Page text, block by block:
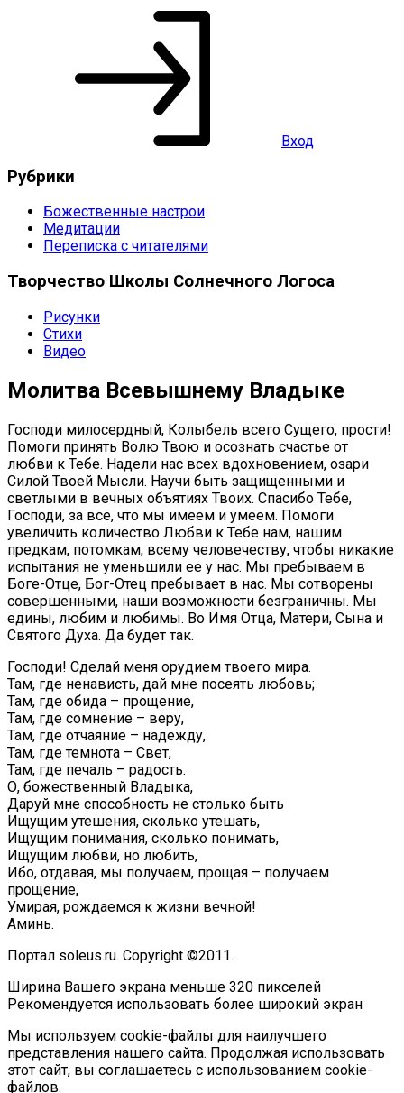
Вход
Рубрики
Божественные настрои
Медитации
Переписка с читателями
Творчество Школы Солнечного Логоса
Рисунки
Стихи
Видео
Молитва Всевышнему Владыке
Господи милосердный, Колыбель всего Сущего, прости!
Помоги принять Волю Твою и осознать счастье от
любви к Тебе. Надели нас всех вдохновением, озари
Силой Твоей Мысли. Научи быть защищенными и
светлыми в вечных объятиях Твоих. Спасибо Тебе,
Господи, за все, что мы имеем и умеем. Помоги
увеличить количество Любви к Тебе нам, нашим
предкам, потомкам, всему человечеству, чтобы никакие
испытания не уменьшили ее у нас. Мы пребываем в
Боге-Отце, Бог-Отец пребывает в нас. Мы сотворены
совершенными, наши возможности безграничны. Мы
едины, любим и любимы. Во Имя Отца, Матери, Сына и
Святого Духа. Да будет так.
Господи! Сделай меня орудием твоего мира.
Там, где ненависть, дай мне посеять любовь;
Там, где обида – прощение,
Там, где сомнение – веру,
Там, где отчаяние – надежду,
Там, где темнота – Свет,
Там, где печаль – радость.
О, божественный Владыка,
Даруй мне способность не столько быть
Ищущим утешения, сколько утешать,
Ищущим понимания, сколько понимать,
Ищущим любви, но любить,
Ибо, отдавая, мы получаем, прощая – получаем
прощение,
Умирая, рождаемся к жизни вечной!
Аминь.
Портал soleus.ru. Copyright ©2011.
Ширина Вашего экрана меньше 320 пикселей
Рекомендуется использовать более широкий экран
Мы используем cookie-файлы для наилучшего
представления нашего сайта. Продолжая использовать
этот сайт, вы соглашаетесь с использованием cookie-
файлов.